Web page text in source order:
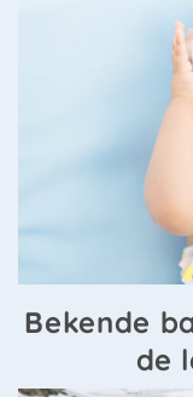
Bekende
de